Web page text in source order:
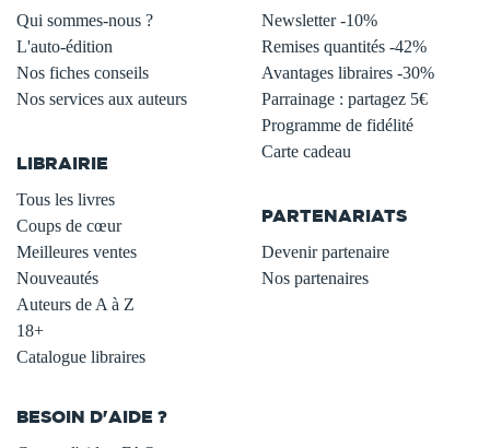
Qui sommes-nous ?
L'auto-édition
Nos fiches conseils
Nos services aux auteurs
LIBRAIRIE
Tous les livres
Coups de cœur
Meilleures ventes
Nouveautés
Auteurs de A à Z
18+
Catalogue libraires
Newsletter -10%
Remises quantités -42%
Avantages libraires -30%
Parrainage : partagez 5€
Programme de fidélité
Carte cadeau
PARTENARIATS
Devenir partenaire
Nos partenaires
BESOIN D'AIDE ?